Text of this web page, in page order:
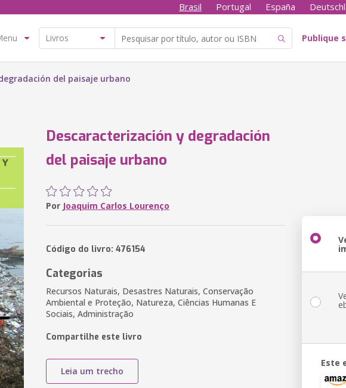
Brasil Portugal España
Publique
del paisaje urbano
Descaracterización y degradación
del paisaje urbano
Por Joaquim Carlos Lourenço
Código do livro: 476154
Categorias
Recursos Naturais, Desastres Naturais, Conservação
Ambiental e Proteção, Natureza, Ciências Humanas E
Sociais, Administração
Compartilhe este livro
Leia um trecho
Este